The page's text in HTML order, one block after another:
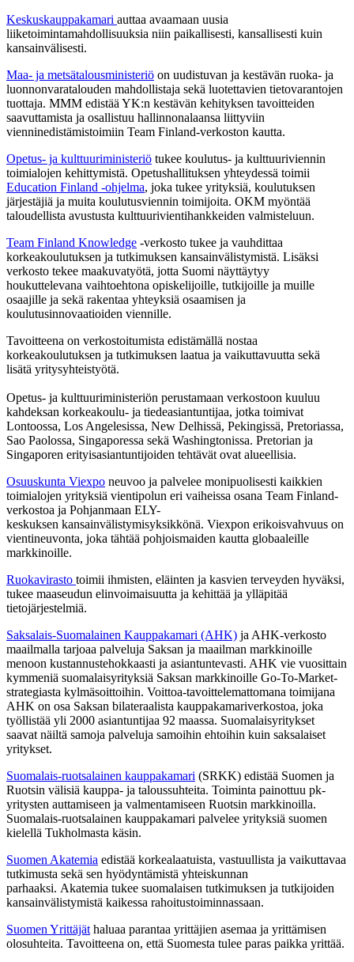
Keskuskauppakamari auttaa avaamaan uusia
liiketoimintamahdollisuuksia niin paikallisesti, kansallisesti kuin
kansainvälisesti.
Maa- ja metsätalousministeriö on uudistuvan ja kestävän ruoka- ja
luonnonvaratalouden mahdollistaja sekä luotettavien tietovarantojen
tuottaja. MMM edistää YK:n kestävän kehityksen tavoitteiden
saavuttamista ja osallistuu hallinnonalaansa liittyviin
vienninedistämistoimiin Team Finland-verkoston kautta.
Opetus- ja kulttuuriministeriö tukee koulutus- ja kulttuuriviennin
toimialojen kehittymistä. Opetushallituksen yhteydessä toimii
Education Finland -ohjelma, joka tukee yrityksiä, koulutuksen
järjestäjiä ja muita koulutusviennin toimijoita. OKM myöntää
taloudellista avustusta kulttuurivientihankkeiden valmisteluun.
Team Finland Knowledge -verkosto tukee ja vauhdittaa
korkeakoulutuksen ja tutkimuksen kansainvälistymistä. Lisäksi
verkosto tekee maakuvatyötä, jotta Suomi näyttäytyy
houkuttelevana vaihtoehtona opiskelijoille, tutkijoille ja muille
osaajille ja sekä rakentaa yhteyksiä osaamisen ja
koulutusinnovaatioiden viennille.
Tavoitteena on verkostoitumista edistämällä nostaa
korkeakoulutuksen ja tutkimuksen laatua ja vaikuttavuutta sekä
lisätä yritysyhteistyötä.
Opetus- ja kulttuuriministeriön perustamaan verkostoon kuuluu
kahdeksan korkeakoulu- ja tiedeasiantuntijaa, jotka toimivat
Lontoossa, Los Angelesissa, New Delhissä, Pekingissä, Pretoriassa,
Sao Paolossa, Singaporessa sekä Washingtonissa. Pretorian ja
Singaporen erityisasiantuntijoiden tehtävät ovat alueellisia.
Osuuskunta Viexpo neuvoo ja palvelee monipuolisesti kaikkien
toimialojen yrityksiä vientipolun eri vaiheissa osana Team Finland-
verkostoa ja Pohjanmaan ELY-
keskuksen kansainvälistymisyksikkönä. Viexpon erikoisvahvuus on
vientineuvonta, joka tähtää pohjoismaiden kautta globaaleille
markkinoille.
Ruokavirasto toimii ihmisten, eläinten ja kasvien terveyden hyväksi,
tukee maaseudun elinvoimaisuutta ja kehittää ja ylläpitää
tietojärjestelmiä.
Saksalais-Suomalainen Kauppakamari (AHK) ja AHK-verkosto
maailmalla tarjoaa palveluja Saksan ja maailman markkinoille
menoon kustannustehokkaasti ja asiantuntevasti. AHK vie vuosittain
kymmeniä suomalaisyrityksiä Saksan markkinoille Go-To-Market-
strategiasta kylmäsoittoihin. Voittoa-tavoittelemattomana toimijana
AHK on osa Saksan bilateraalista kauppakamariverkostoa, joka
työllistää yli 2000 asiantuntijaa 92 maassa. Suomalaisyritykset
saavat näiltä samoja palveluja samoihin ehtoihin kuin saksalaiset
yritykset.
Suomalais-ruotsalainen kauppakamari (SRKK) edistää Suomen ja
Ruotsin välisiä kauppa- ja taloussuhteita. Toiminta painottuu pk-
yritysten auttamiseen ja valmentamiseen Ruotsin markkinoilla.
Suomalais-ruotsalainen kauppakamari palvelee yrityksiä suomen
kielellä Tukholmasta käsin.
Suomen Akatemia edistää korkealaatuista, vastuullista ja vaikuttavaa
tutkimusta sekä sen hyödyntämistä yhteiskunnan
parhaaksi. Akatemia tukee suomalaisen tutkimuksen ja tutkijoiden
kansainvälistymistä kaikessa rahoitustoiminnassaan.
Suomen Yrittäjät haluaa parantaa yrittäjien asemaa ja yrittämisen
olosuhteita. Tavoitteena on, että Suomesta tulee paras paikka yrittää.